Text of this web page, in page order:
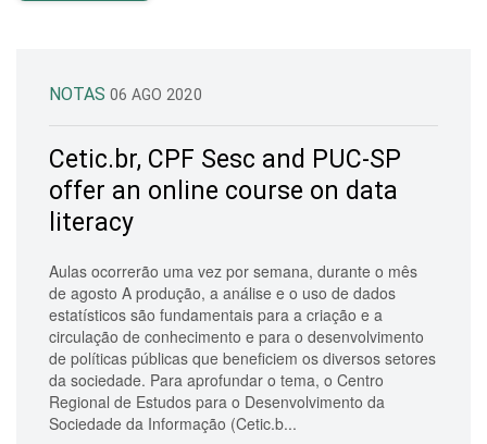
NOTAS 06 AGO 2020
Cetic.br, CPF Sesc and PUC-SP
offer an online course on data
literacy
Aulas ocorrerão uma vez por semana, durante o mês
de agosto A produção, a análise e o uso de dados
estatísticos são fundamentais para a criação e a
circulação de conhecimento e para o desenvolvimento
de políticas públicas que beneficiem os diversos setores
da sociedade. Para aprofundar o tema, o Centro
Regional de Estudos para o Desenvolvimento da
Sociedade da Informação (Cetic.b...